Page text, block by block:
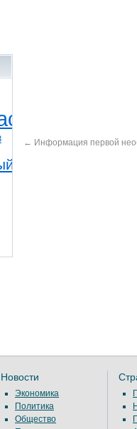
← Информация первой
Новости
Экономика
Политика
Общество